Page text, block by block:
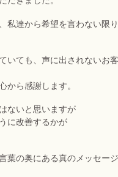
私達から希望を言わない限
いても、声に出されないお
から感謝します。
ないと思いますが
に改善するかが
葉の奥にある真のメッセー